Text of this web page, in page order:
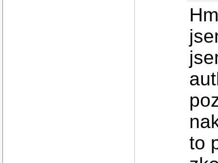
to